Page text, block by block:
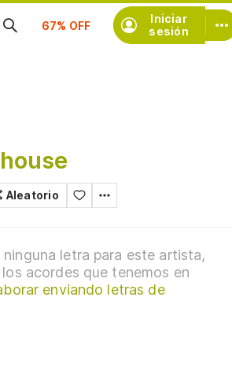
Iniciar
sesión
Suscríbete
Aleatorio
letra para este artista,
acordes que tenemos en
enviando letras de